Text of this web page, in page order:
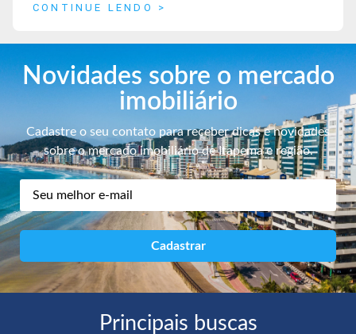
CONTINUE LENDO >
Novidades sobre o mercado
imobiliário
Cadastre o seu contato para receber dicas e novidades
sobre o mercado imobiliário de Itapema e região.
Principais buscas